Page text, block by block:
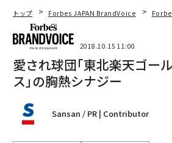
トップ Forbes JAPAN BrandVoice
2018.10.15 11:00
愛され球団｢東北楽天ゴー
ス｣の胸熱シナジー
Sansan / PR | Contributor